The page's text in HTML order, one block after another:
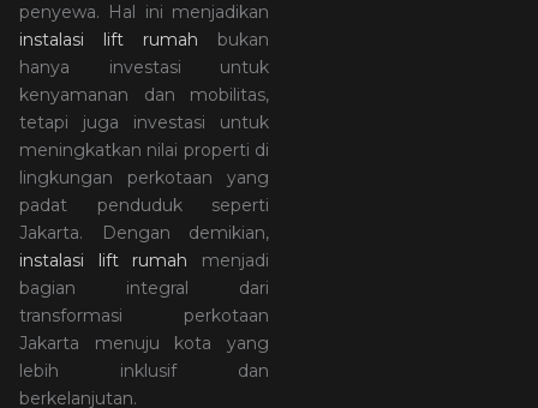
penyewa. Hal ini menjadikan
instalasi lift rumah bukan
hanya investasi untuk
kenyamanan dan mobilitas,
tetapi juga investasi untuk
meningkatkan nilai properti di
lingkungan perkotaan yang
padat penduduk seperti
Jakarta. Dengan demikian,
instalasi lift rumah menjadi
bagian integral dari
transformasi perkotaan
Jakarta menuju kota yang
lebih inklusif dan
berkelanjutan.